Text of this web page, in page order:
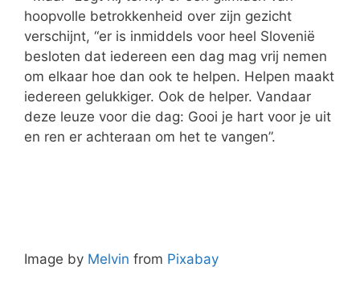
hoopvolle betrokkenheid over zijn gezicht
verschijnt, “er is inmiddels voor heel Slovenië
besloten dat iedereen een dag mag vrij nemen
om elkaar hoe dan ook te helpen. Helpen maakt
iedereen gelukkiger. Ook de helper. Vandaar
deze leuze voor die dag: Gooi je hart voor je uit
en ren er achteraan om het te vangen”.
Image by Melvin from Pixabay